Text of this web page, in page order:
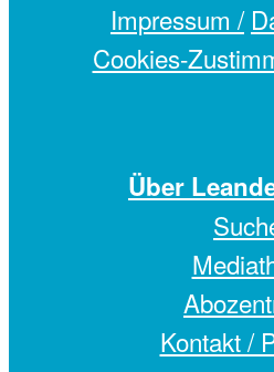
Impressum /
Cookies-
Über
Kontakt /